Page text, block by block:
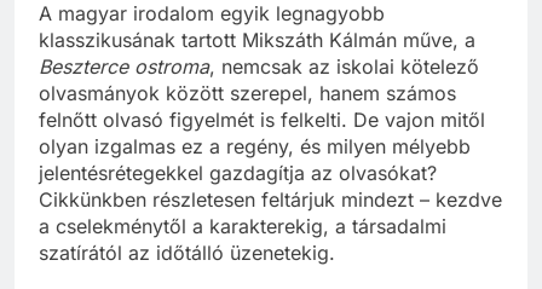
A magyar irodalom egyik legnagyobb
klasszikusának tartott Mikszáth Kálmán műve, a
Beszterce ostroma, nemcsak az iskolai kötelező
olvasmányok között szerepel, hanem számos
felnőtt olvasó figyelmét is felkelti. De vajon mitől
olyan izgalmas ez a regény, és milyen mélyebb
jelentésrétegekkel gazdagítja az olvasókat?
Cikkünkben részletesen feltárjuk mindezt – kezdve
a cselekménytől a karakterekig, a társadalmi
szatírától az időtálló üzenetekig.